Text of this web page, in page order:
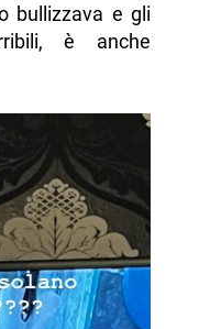
bullizzava e gli
è anche